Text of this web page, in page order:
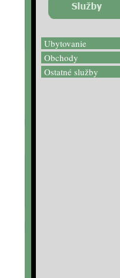
Ubytovanie
Obchody
Ostatné služby